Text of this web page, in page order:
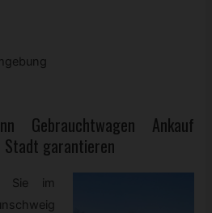
Gebrauchtwagen Ankauf
Stadt garantieren
Sie im